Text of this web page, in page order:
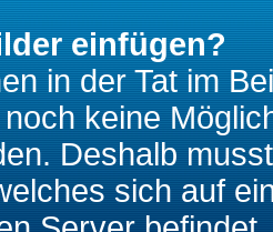
einfügen?
in der Tat im
keine
Deshalb
sich auf